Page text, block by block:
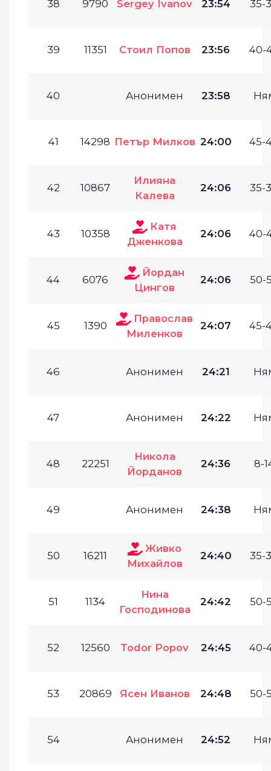
38 9790 Sergey Ivanov 23:54 35-
39 11351 Стоил Попов 23:56 40-
40 Анонимен 23:58
41 14298 Петър Милков 24:00 45-
42 10867
Илияна
Калева
24:06 35-
43 10358
Катя
Дженкова
24:06 40-
44 6076
Йордан
Цингов
24:06 50-
45 1390
Православ
Миленков
24:07 45-
46 Анонимен 24:21
47 Анонимен 24:22
48 22251
Никола
Йорданов
24:36 8-
49 Анонимен 24:38
50 16211
Живко
Михайлов
24:40 35-
51 1134
Нина
Господинова
24:42 50-
52 12560 Todor Popov 24:45 40-
53 20869 Ясен Иванов 24:48 50-
54 Анонимен 24:52